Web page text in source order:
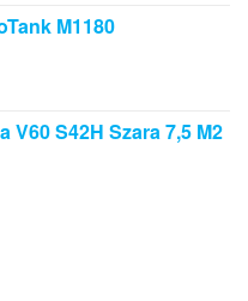
M1180
V60 S42H Szara 7,5 M2